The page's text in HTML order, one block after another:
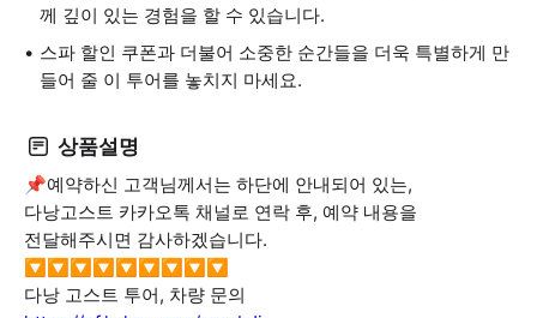
께 깊이 있는 경험을 할 수 있습니다.
스파 할인 쿠폰과 더불어 소중한 순간들을 더욱 특별하게 만
들어 줄 이 투어를 놓치지 마세요.
상품설명
📌예약하신 고객님께서는 하단에 안내되어 있는,
다낭고스트 카카오톡 채널로 연락 후, 예약 내용을
전달해주시면 감사하겠습니다.
🔽🔽🔽🔽🔽🔽🔽🔽🔽
다낭 고스트 투어, 차량 문의